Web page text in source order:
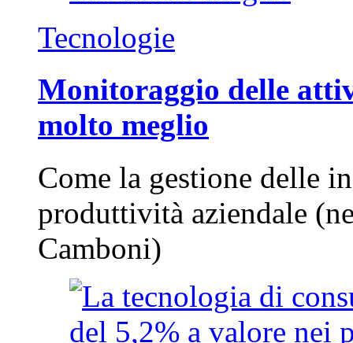
Tecnologie
Monitoraggio delle
molto meglio
Come la gestione delle
produttività aziendale
Camboni)